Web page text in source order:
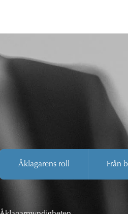
Åklagarens roll Från